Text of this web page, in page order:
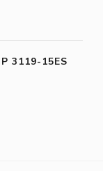
3119-15ES